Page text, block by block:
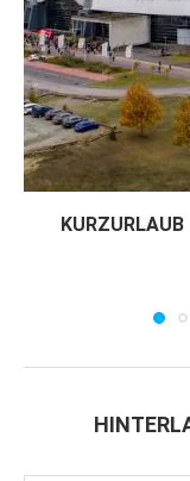
KURZURLAUB